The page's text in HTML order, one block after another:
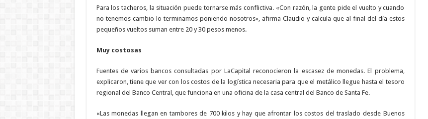
Para los tacheros, la situación puede tornarse más conflictiva. «Con razón, la gente pide el vuelto y cuando
no tenemos cambio lo terminamos poniendo nosotros», afirma Claudio y calcula que al final del día estos
pequeños vueltos suman entre 20 y 30 pesos menos.
Muy costosas
Fuentes de varios bancos consultadas por LaCapital reconocieron la escasez de monedas. El problema,
explicaron, tiene que ver con los costos de la logística necesaria para que el metálico llegue hasta el tesoro
regional del Banco Central, que funciona en una oficina de la casa central del Banco de Santa Fe.
«Las monedas llegan en tambores de 700 kilos y hay que afrontar los costos del traslado desde Buenos